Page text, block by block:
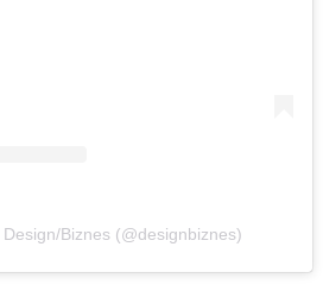
Biznes (@designbiznes)